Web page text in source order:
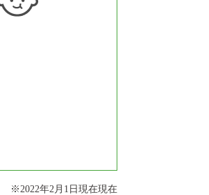
※2022年2月1日現在現在